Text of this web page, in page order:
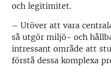
och legitimitet.
– Utöver att vara
så utgör miljö- och
intressant område att
förstå dessa komplexa